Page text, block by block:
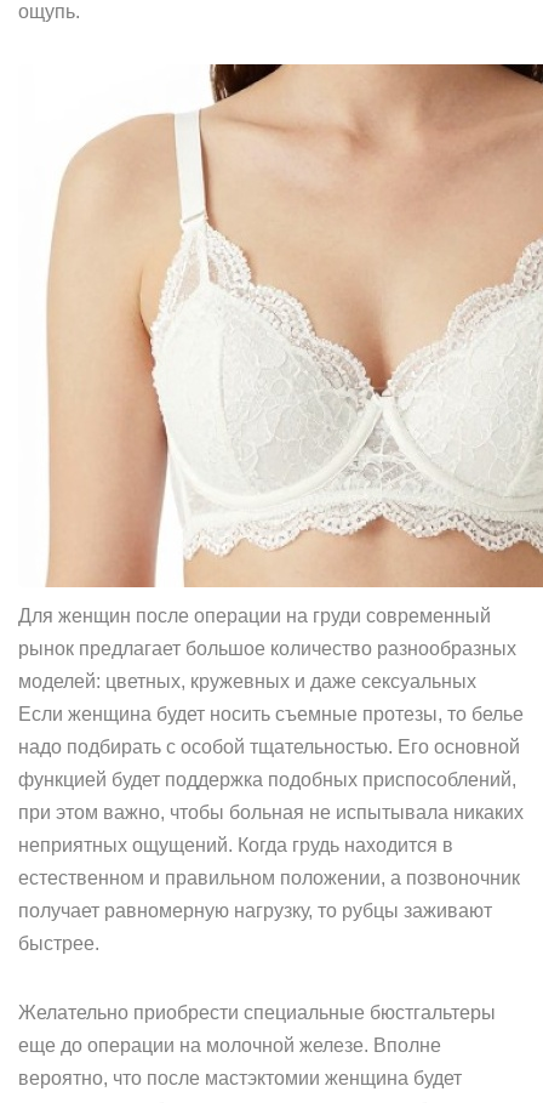
ощупь.
Для женщин после операции на груди современный
рынок предлагает большое количество разнообразных
моделей: цветных, кружевных и даже сексуальных
Если женщина будет носить съемные протезы, то белье
надо подбирать с особой тщательностью. Его основной
функцией будет поддержка подобных приспособлений,
при этом важно, чтобы больная не испытывала никаких
неприятных ощущений. Когда грудь находится в
естественном и правильном положении, а позвоночник
получает равномерную нагрузку, то рубцы заживают
быстрее.
Желательно приобрести специальные бюстгальтеры
еще до операции на молочной железе. Вполне
вероятно, что после мастэктомии женщина будет